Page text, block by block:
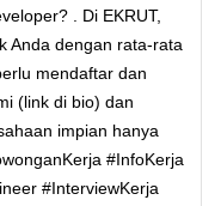
. Di EKRUT,
Anda dengan rata-rata
mendaftar dan
(link di bio) dan
impian hanya
#InfoKerja
#InterviewKerja